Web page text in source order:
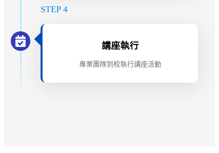
STEP 4
講座執行
專業團隊到校執行講座活動